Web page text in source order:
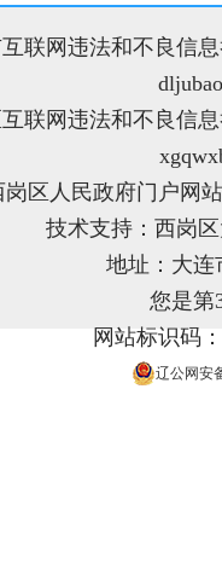
联网违法和不良信
联网违法和不良信
岗区人民政府门户网
技术支持：西岗
地址：大连
您是第
网站标识码
辽公网安